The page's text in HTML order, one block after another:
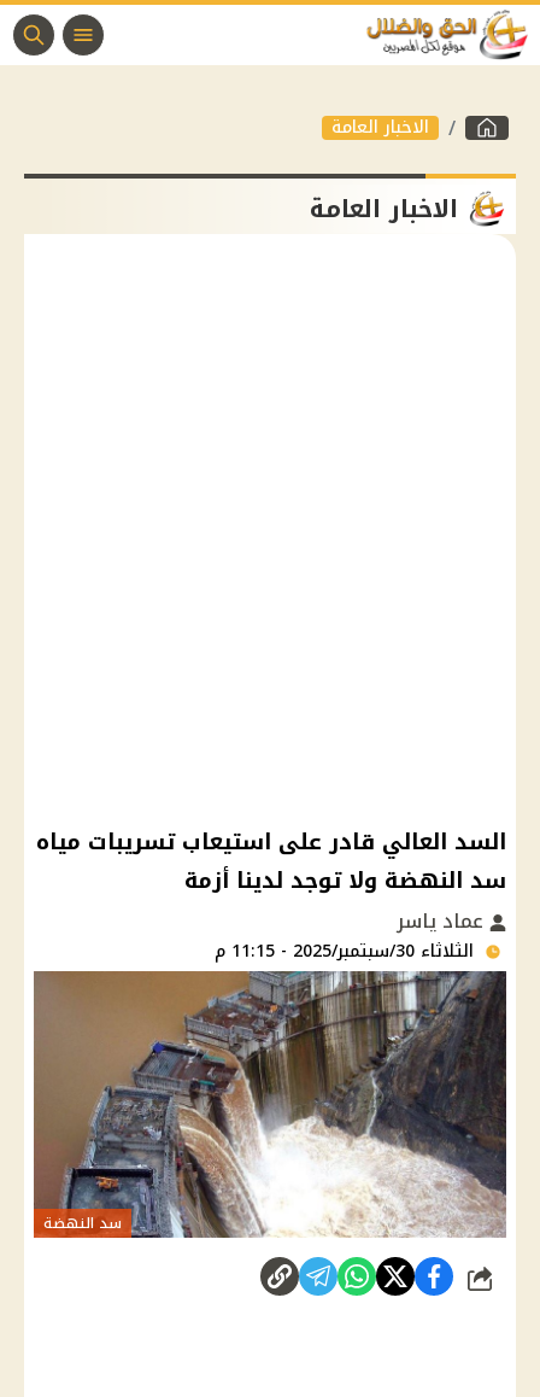
الاخبار العامة
الاخبار العامة
السد العالي قادر على استيعاب تسريبات مياه
سد النهضة ولا توجد لدينا أزمة
عماد ياسر
الثلاثاء 30/سبتمبر/2025 - 11:15 م
سد النهضة
شارك